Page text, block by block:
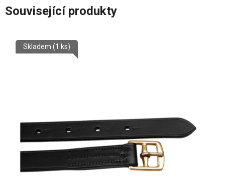
Související produkty
Skladem (1 ks)